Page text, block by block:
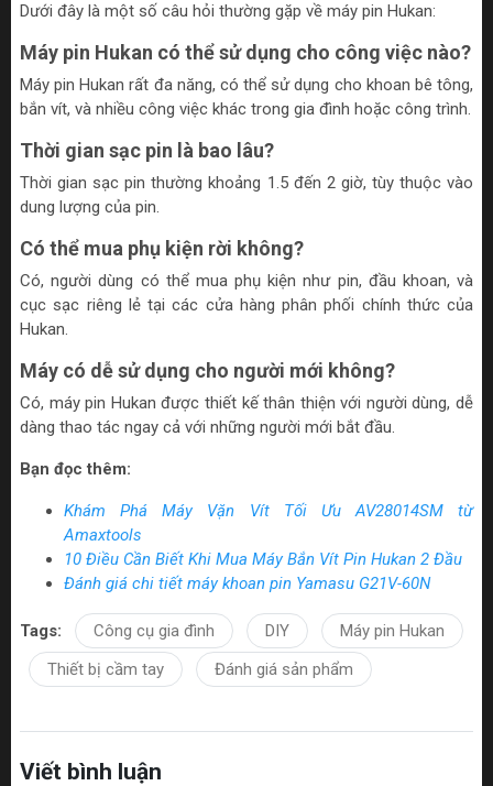
Dưới đây là một số câu hỏi thường gặp về máy pin Hukan:
Máy pin Hukan có thể sử dụng cho công việc nào?
Máy pin Hukan rất đa năng, có thể sử dụng cho khoan bê tông,
bắn vít, và nhiều công việc khác trong gia đình hoặc công trình.
Thời gian sạc pin là bao lâu?
Thời gian sạc pin thường khoảng 1.5 đến 2 giờ, tùy thuộc vào
dung lượng của pin.
Có thể mua phụ kiện rời không?
Có, người dùng có thể mua phụ kiện như pin, đầu khoan, và
cục sạc riêng lẻ tại các cửa hàng phân phối chính thức của
Hukan.
Máy có dễ sử dụng cho người mới không?
Có, máy pin Hukan được thiết kế thân thiện với người dùng, dễ
dàng thao tác ngay cả với những người mới bắt đầu.
Bạn đọc thêm:
Khám Phá Máy Vặn Vít Tối Ưu AV28014SM từ
Amaxtools
10 Điều Cần Biết Khi Mua Máy Bắn Vít Pin Hukan 2 Đầu
Đánh giá chi tiết máy khoan pin Yamasu G21V-60N
Tags: Công cụ gia đình DIY
Máy pin Hukan
Thiết bị cầm tay
Đánh giá sản phẩm
Viết bình luận